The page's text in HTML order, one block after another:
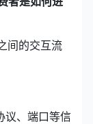
间的交互流
议、端口等信